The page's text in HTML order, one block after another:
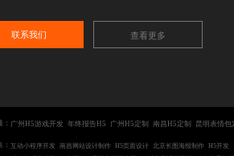
联系我们 查看更多
广州H5游戏开发 年终报告H5 广州H5定制 南昌H5定制 昆明表情包
互动小程序开发 南昌网站设计制作 H5页面设计 北京长图海报制作 H5开发